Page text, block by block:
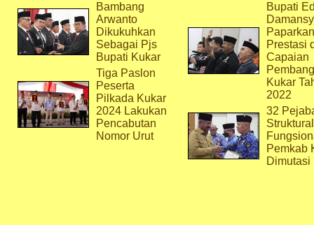
Bambang
Arwanto
Dikukuhkan
Sebagai Pjs
Bupati Kukar
Tiga Paslon
Peserta
Pilkada Kukar
2024 Lakukan
Pencabutan
Nomor Urut
Bupati
Paparkan
Prestasi
Capaian
Kukar
2022
32
Pemkab
Dimutasi